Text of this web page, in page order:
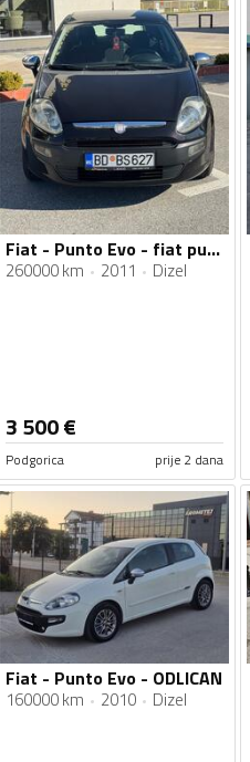
Fiat - Punto Evo - fiat punto evo
260000 km 2011 Dizel
3 500€
Podgorica prije 2 dana
Fiat - Punto Evo - ODLICAN
160000 km 2010 Dizel